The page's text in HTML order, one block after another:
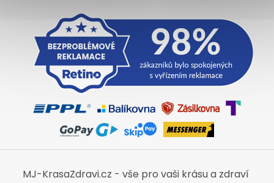
MJ-KrasaZdravi.cz - vše pro vaši krásu a zdraví